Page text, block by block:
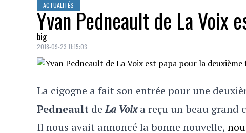
ACTUALITÉS
Yvan Pedneault de La Voix
big
2018-09-23 11:15:03
La cigogne a fait son entrée pour une
Pedneault deLa Voixa reçu un beau grand
Il nous avait annoncé la bonne nouvelle,